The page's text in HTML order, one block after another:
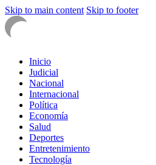
Skip to main content Skip to footer
Inicio
Judicial
Nacional
Internacional
Política
Economía
Salud
Deportes
Entretenimiento
Tecnología